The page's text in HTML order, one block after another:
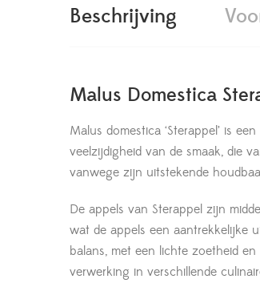
Beschrijving
Malus Domestica
Malus domestica ‘Sterappel’ is
veelzijdigheid van de smaak, die
vanwege zijn uitstekende
De appels van Sterappel zijn
wat de appels een aantrekkelijke
balans, met een lichte zoetheid
verwerking in verschillende